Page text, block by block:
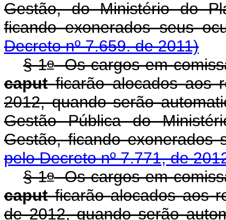
Gestão, do Ministério do
ficando exonerados
Decreto nº 7.659. de 2011)
§ 1oOs cargos em
caputficarão alocados aos
2012, quando serão
Gestão Pública do
Gestão, ficando
pelo Decreto nº 7.771, de
§ 1oOs cargos em
caputficarão alocados aos
de 2012, quando serão